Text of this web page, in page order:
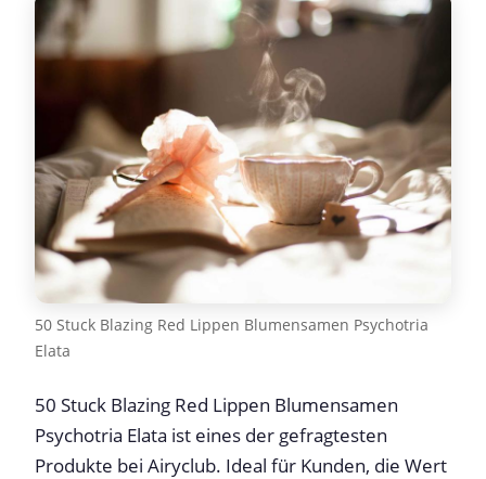
50 Stuck Blazing Red Lippen Blumensamen Psychotria
Elata
50 Stuck Blazing Red Lippen Blumensamen
Psychotria Elata ist eines der gefragtesten
Produkte bei Airyclub. Ideal für Kunden, die Wert